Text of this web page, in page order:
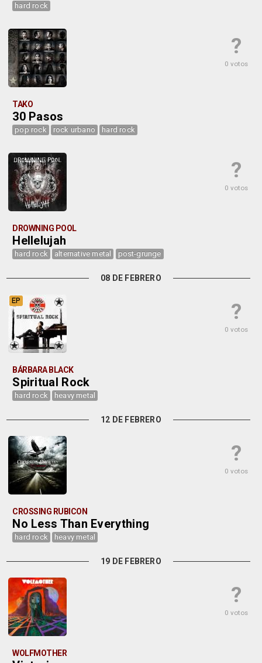
hard rock
?
0 votos
TAKO
30 Pasos
pop rock rock urbano hard rock
?
0 votos
DROWNING POOL
Hellelujah
hard rock alternative metal post-grunge
08 DE FEBRERO
?
0 votos
EP
BÁRBARA BLACK
Spiritual Rock
hard rock heavy metal
12 DE FEBRERO
?
0 votos
CROSSING RUBICON
No Less Than Everything
hard rock heavy metal
19 DE FEBRERO
?
0 votos
WOLFMOTHER